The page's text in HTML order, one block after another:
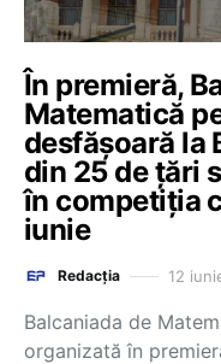
În premieră,
Matematică
desfășoară la
din 25 de țări
în competiția
iunie
Redacția 12
Balcaniada de
organizată în